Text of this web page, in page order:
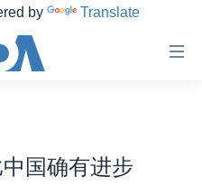
by Translate
国确有进步